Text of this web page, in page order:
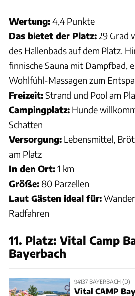
Wertung:4,4 Punkte
Das bietet der Platz:29 Grad
des Hallenbads auf dem Platz.
finnische Sauna mit Dampfbad,
Wohlfühl-Massagen zum
Freizeit:Strand und Pool am
Campingplatz: Hunde
Schatten
Versorgung: Lebensmittel,
am Platz
In den Ort:1 km
Größe: 80 Parzellen
Laut Gästen ideal für:
Radfahren
11. Platz: Vital Camp
Bayerbach
94137 BAYERBACH (D)
Vital CAMP